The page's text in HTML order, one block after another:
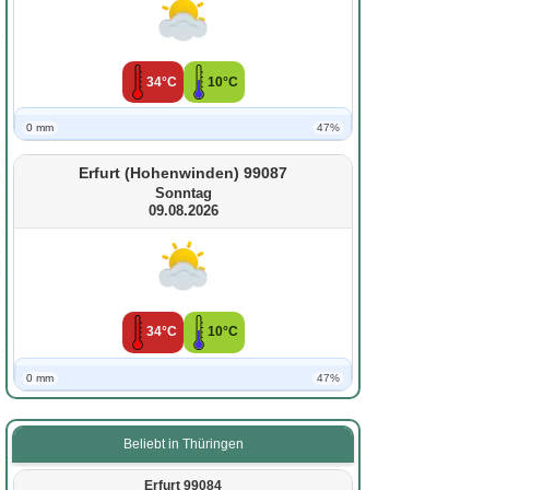
34°C 10°C
0 mm 47%
Erfurt (Hohenwinden) 99087
Sonntag
09.08.2026
34°C 10°C
0 mm 47%
Beliebt in Thüringen
Erfurt 99084